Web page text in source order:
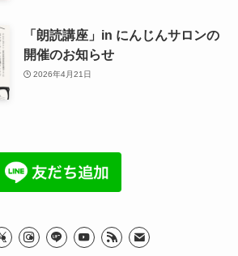
「朗読講座」in にんじんサロンの
開催のお知らせ
2026年4月21日